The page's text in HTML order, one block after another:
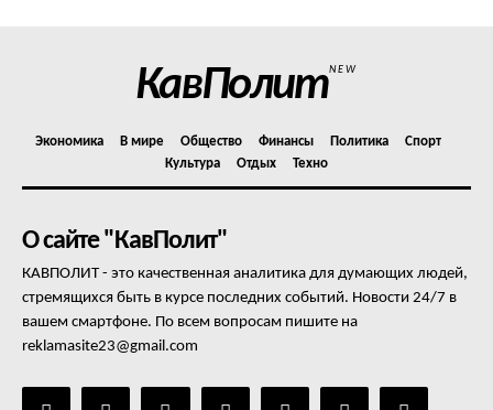
КавПолитNEW
Экономика В мире Общество Финансы Политика
Спорт
Культура
Отдых Техно
О сайте "КавПолит"
КАВПОЛИТ - это качественная аналитика для думающих людей,
стремящихся быть в курсе последних событий. Новости 24/7 в
вашем смартфоне. По всем вопросам пишите на
reklamasite23@gmail.com